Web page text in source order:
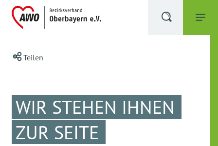
Teilen
WIR STEHEN IHNEN
ZUR SEITE